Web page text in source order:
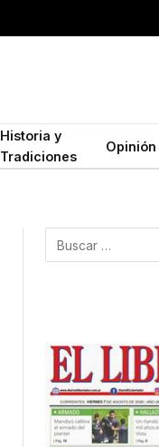
Historia y
Tradiciones
Opinión